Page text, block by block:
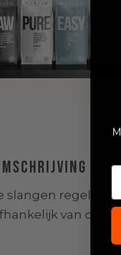
slangen
van de
set is